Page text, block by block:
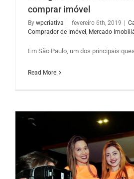
comprar imóvel
By wpcriativa | fevereiro 6th, 2019 |
Comprador de Imóvel, Mercado
Em São Paulo, um dos principais
Read More